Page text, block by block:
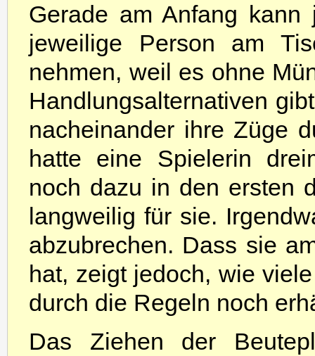
Gerade am Anfang
jeweilige Person am
nehmen, weil es ohne
Handlungsalternativen
nacheinander ihre Züge
hatte eine Spielerin
noch dazu in den ersten
langweilig für sie.
abzubrechen. Dass sie
hat, zeigt jedoch, wie
durch die Regeln noch
Das Ziehen der